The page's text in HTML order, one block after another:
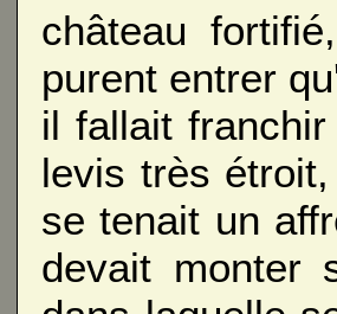
château
purent entrer
il fallait
levis très
se tenait un
devait monter